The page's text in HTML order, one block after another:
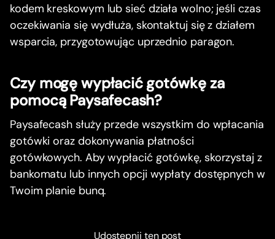
kodem kreskowym lub sieć działa wolno; jeśli czas
oczekiwania się wydłuża, skontaktuj się z działem
wsparcia, przygotowując uprzednio paragon.
Czy mogę wypłacić gotówkę za
pomocą Paysafecash?
Paysafecash służy przede wszystkim do wpłacania
gotówki oraz dokonywania płatności
gotówkowych. Aby wypłacić gotówkę, skorzystaj z
bankomatu lub innych opcji wypłaty dostępnych w
Twoim planie bunq.
Udostępnij ten post